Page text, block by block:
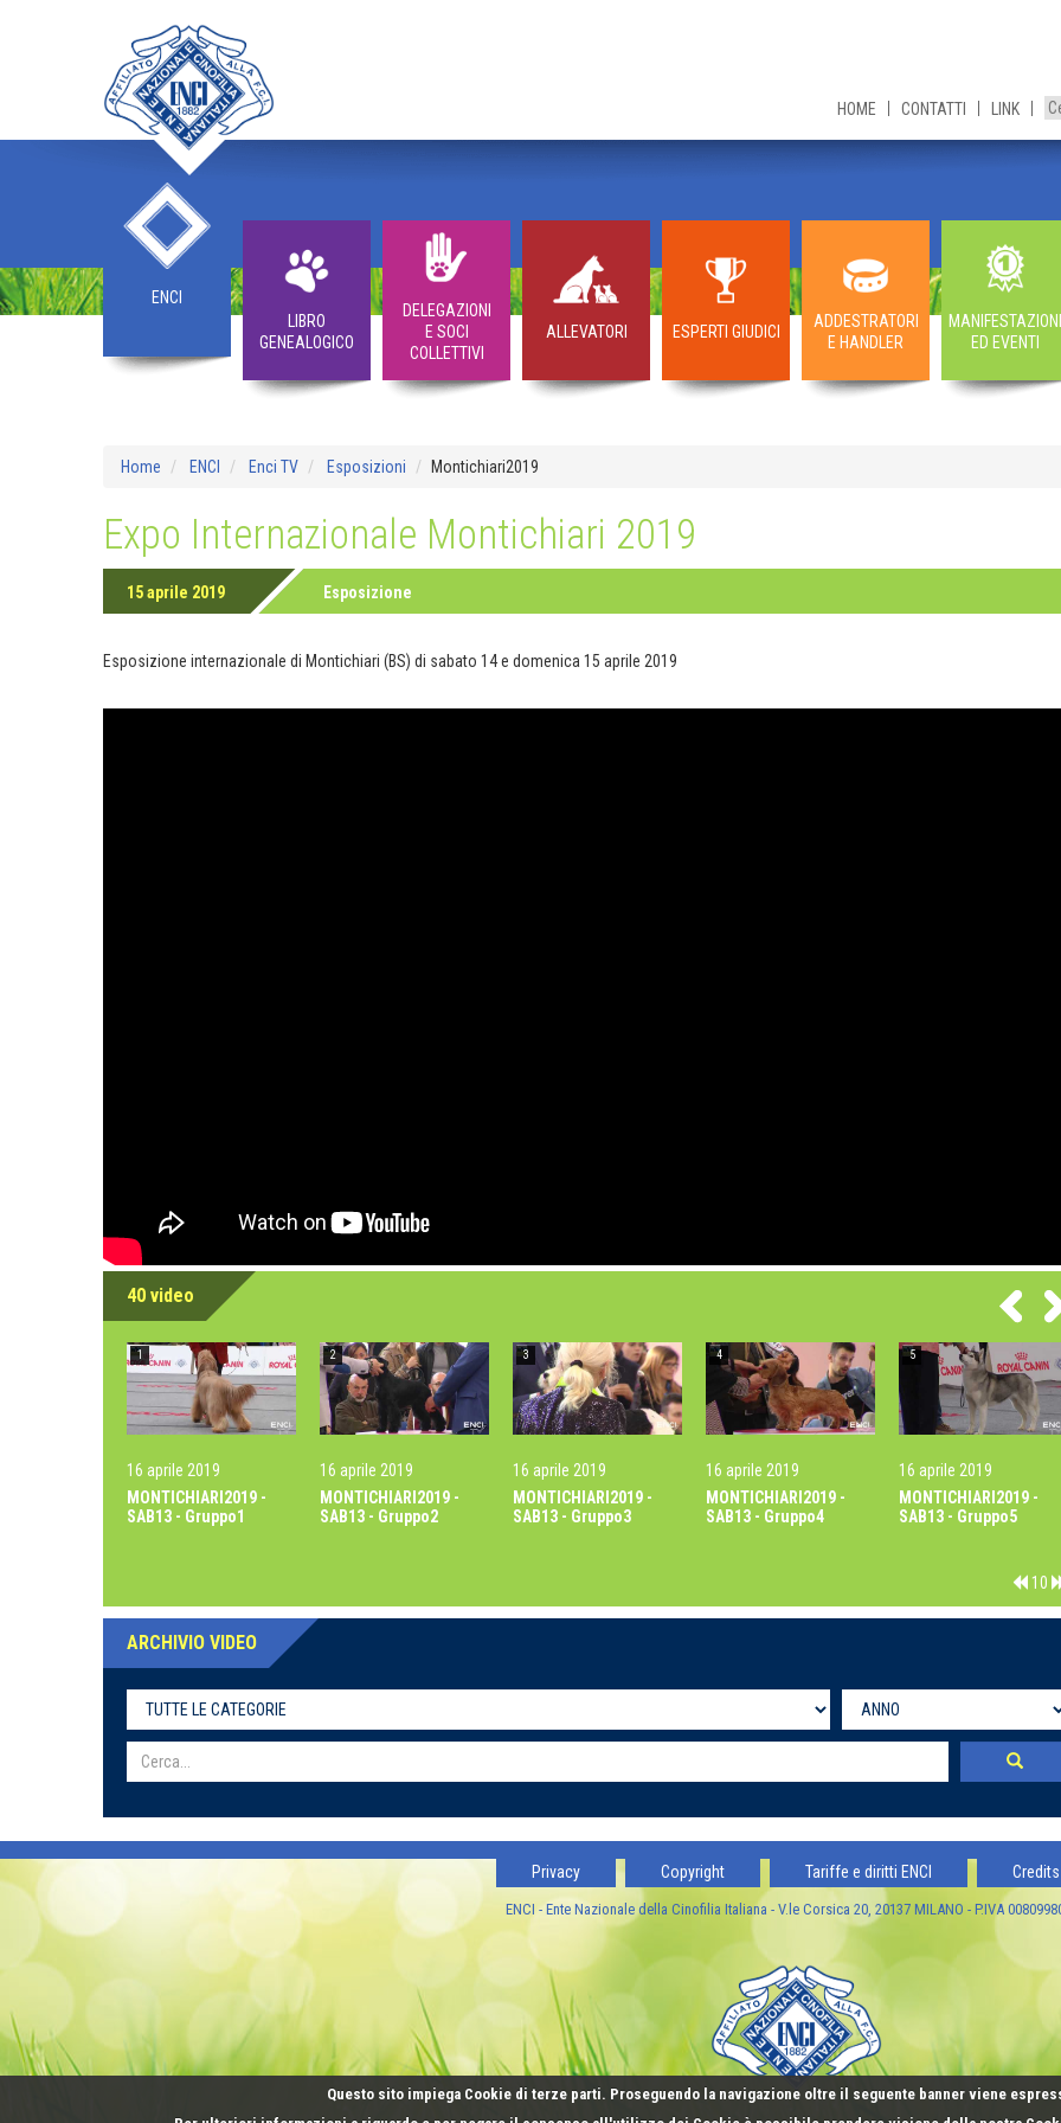
Questo sito impiega Cookie di terze parti. Proseguendo la navigazione oltre il seguente banner viene
HOME CONTATTI LINK
ENCI
LIBRO
GENEALOGICO
DELEGAZIONI
E SOCI
COLLETTIVI
ALLEVATORI ESPERTI GIUDICI
ADDESTRATORI
E HANDLER
MANIFESTAZIONI
ED EVENTI
Home ENCI Enci TV Esposizioni Montichiari2019
Expo Internazionale Montichiari 2019
15 aprile 2019 Esposizione
Esposizione internazionale di Montichiari (BS) di sabato 14 e domenica 15 aprile 2019
40 video
10
16 aprile 2019
MONTICHIARI2019 -
SAB13 - Gruppo1
1
16 aprile 2019
MONTICHIARI2019 -
SAB13 - Gruppo2
2
16 aprile 2019
MONTICHIARI2019 -
SAB13 - Gruppo3
3
16 aprile 2019
MONTICHIARI2019 -
SAB13 - Gruppo4
4
16 aprile 2019
MONTICHIARI2019 -
SAB13 - Gruppo5
5
ARCHIVIO VIDEO
Privacy Copyright Tariffe e diritti ENCI Credits
ENCI - Ente Nazionale della Cinofilia Italiana - V.le Corsica 20, 20137 MILANO - P.IVA